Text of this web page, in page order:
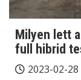
Milyen lett
full hibrid
2023-02-28